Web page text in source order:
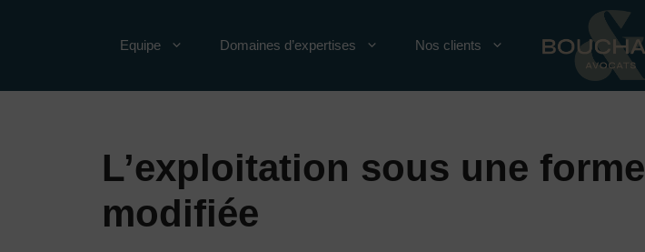
Equipe Domaines d’expertises Nos clients
L’exploitation sous une forme
modifiée